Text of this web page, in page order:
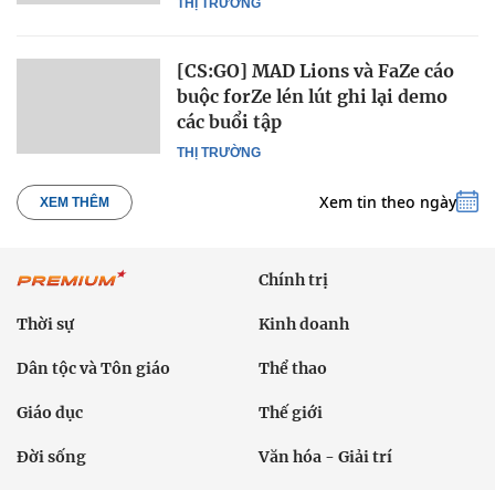
THỊ TRƯỜNG
THỊ TRƯỜNG
[CS:GO] MAD Lions và FaZe cáo
buộc forZe lén lút ghi lại demo
các buổi tập
XEM THÊM Xem tin theo ngày
Chính trị
Thời sự Kinh doanh
Dân tộc và Tôn giáo Thể thao
Giáo dục Thế giới
Đời sống Văn hóa - Giải trí